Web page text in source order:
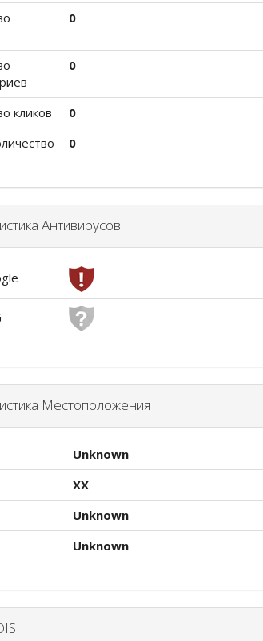
0
0
кликов
0
0
Антивирусов
Местоположения
Unknown
XX
Unknown
Unknown